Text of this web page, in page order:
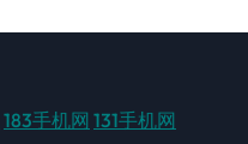
183手机网 131手机网